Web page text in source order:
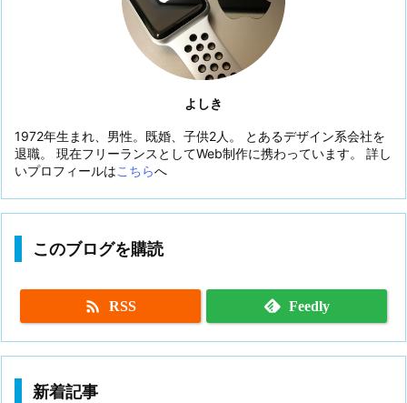
よしき
1972年生まれ、男性。既婚、子供2人。 とあるデザイン系会社を
退職。 現在フリーランスとしてWeb制作に携わっています。 詳し
いプロフィールはこちらへ
このブログを購読
 RSS Feedly
新着記事